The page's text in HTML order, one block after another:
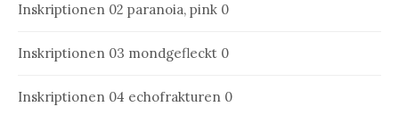
Inskriptionen 02 paranoia, pink 0
Inskriptionen 03 mondgefleckt 0
Inskriptionen 04 echofrakturen 0